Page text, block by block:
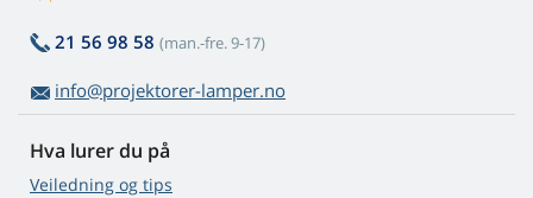
21 56 98 58 (man.-fre. 9-17)
info@projektorer-lamper.no
Hva lurer du på
Veiledning og tips